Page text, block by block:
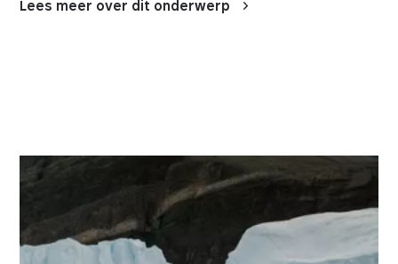
Lees meer over dit onderwerp